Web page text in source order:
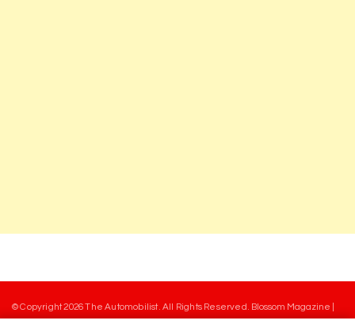
© Copyright 2026The Automobilist. All Rights Reserved. Blossom Magazine |